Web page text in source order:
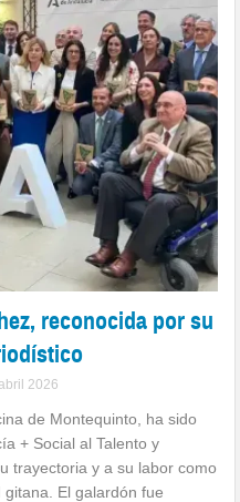
reconocida por su
2026
de Montequinto, ha sido
+ Social al Talento y
trayectoria y a su labor como
El galardón fue